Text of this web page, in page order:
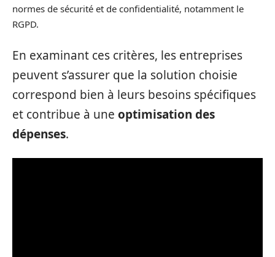
normes de sécurité et de confidentialité, notamment le
RGPD.
En examinant ces critères, les entreprises
peuvent s’assurer que la solution choisie
correspond bien à leurs besoins spécifiques
et contribue à une optimisation des
dépenses.